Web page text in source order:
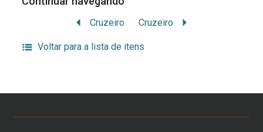
Cruzeiro Cruzeiro
Voltar para a lista de itens